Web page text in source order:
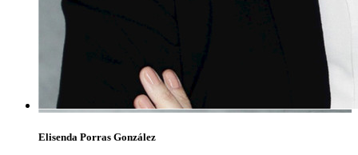
Elisenda Porras González